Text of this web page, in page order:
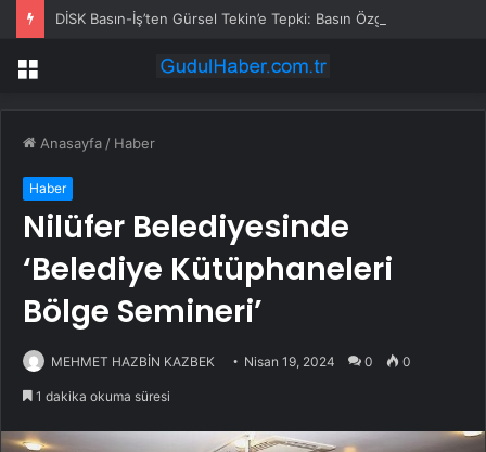
Menü
Anasayfa / Haber
Haber
Nilüfer Belediyesinde
‘Belediye Kütüphaneleri
Bölge Semineri’
MEHMET HAZBİN KAZBEK Nisan 19, 2024 0 0
1 dakika okuma süresi